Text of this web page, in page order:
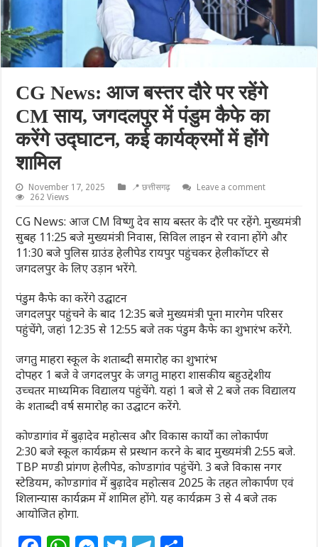
CG News: आज बस्तर दौरे पर रहेंगे
CM साय, जगदलपुर में पंडुम कैफे का
करेंगे उद्घाटन, कई कार्यक्रमों में होंगे
शामिल
November 17, 2025 📍 छत्तीसगढ़
Leave a comment
262 Views
CG News: आज CM विष्णु देव साय बस्तर के दौरे पर रहेंगे. मुख्यमंत्री
सुबह 11:25 बजे मुख्यमंत्री निवास, सिविल लाइन से रवाना होंगे और
11:30 बजे पुलिस ग्राउंड हेलीपेड रायपुर पहुंचकर हेलीकॉप्टर से
जगदलपुर के लिए उड़ान भरेंगे.
पंडुम कैफे का करेंगे उद्घाटन
जगदलपुर पहुंचने के बाद 12:35 बजे मुख्यमंत्री पूना मारगेम परिसर
पहुंचेंगे, जहां 12:35 से 12:55 बजे तक पंडुम कैफे का शुभारंभ करेंगे.
जगतु माहरा स्कूल के शताब्दी समारोह का शुभारंभ
दोपहर 1 बजे वे जगदलपुर के जगतु माहरा शासकीय बहुउद्देशीय
उच्चतर माध्यमिक विद्यालय पहुंचेंगे. यहां 1 बजे से 2 बजे तक विद्यालय
के शताब्दी वर्ष समारोह का उद्घाटन करेंगे.
कोण्डागांव में बुढ़ादेव महोत्सव और विकास कार्यों का लोकार्पण
2:30 बजे स्कूल कार्यक्रम से प्रस्थान करने के बाद मुख्यमंत्री 2:55 बजे.
TBP मण्डी प्रांगण हेलीपेड, कोण्डागांव पहुंचेंगे. 3 बजे विकास नगर
स्टेडियम, कोण्डागांव में बुढ़ादेव महोत्सव 2025 के तहत लोकार्पण एवं
शिलान्यास कार्यक्रम में शामिल होंगे. यह कार्यक्रम 3 से 4 बजे तक
आयोजित होगा.